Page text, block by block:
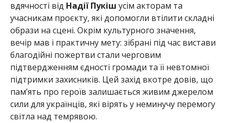
вдячності від Надії Пукіш усім акторам та
учасникам проєкту, які допомогли втілити складні
образи на сцені. Окрім культурного значення,
вечір мав і практичну мету: зібрані під час вистави
благодійні пожертви стали черговим
підтвердженням єдності громади та її невтомної
підтримки захисників. Цей захід вкотре довів, що
пам’ять про героїв залишається живим джерелом
сили для українців, які вірять у неминучу перемогу
світла над темрявою.